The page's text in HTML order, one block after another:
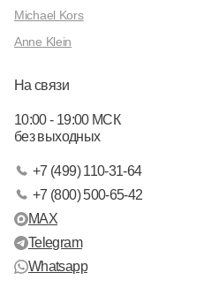
Michael Kors
Anne Klein
На связи
10:00 - 19:00 МСК
без выходных
+7 (499) 110-31-64
+7 (800) 500-65-42
MAX
Telegram
Whatsapp